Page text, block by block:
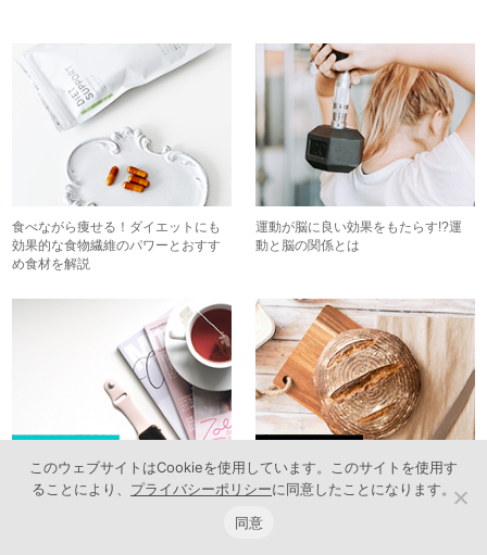
食べながら痩せる！ダイエットにも
効果的な食物繊維のパワーとおすす
め食材を解説
運動が脳に良い効果をもたらす!?運
動と脳の関係とは
仕事中にリフレッシュ！疲れを解消
して効率もアップするプチリラック
ダイエット中でも食べたい！太りに
くいおすすめのパンや食べ方を解説
このウェブサイトはCookieを使用しています。このサイトを使用す
ることにより、 プライバシーポリシーに同意したことになります。
同意